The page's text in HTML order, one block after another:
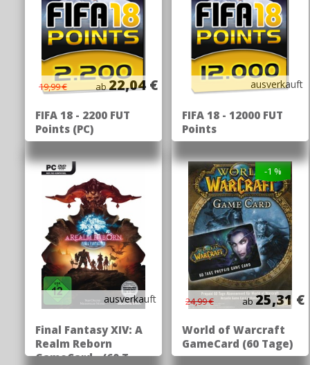
19,99 € ab22,04 €
FIFA 18 - 2200 FUT
Points (PC)
ausverkauft
FIFA 18 - 12000 FUT
Points
ausverkauft
Final Fantasy XIV: A
Realm Reborn
GameCard - (60 T ..
-1 %
24,99 € ab25,31 €
World of Warcraft
GameCard (60 Tage)